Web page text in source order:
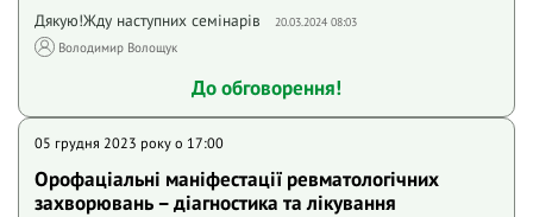
Дякую!Жду наступних семінарів 20.03.2024 08:03
Володимир Волощук
До обговорення!
05 грудня 2023 року o 17:00
Орофаціальні маніфестації ревматологічних
захворювань – діагностика та лікування